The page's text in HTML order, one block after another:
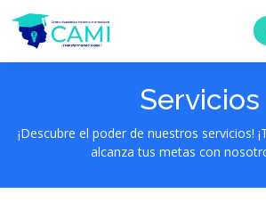
Servicios
¡Descubre el poder de nuestros servicios!
alcanza tus metas con